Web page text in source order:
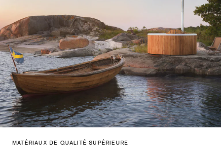
MATÉRIAUX DE QUALITÉ SUPÉRIEURE